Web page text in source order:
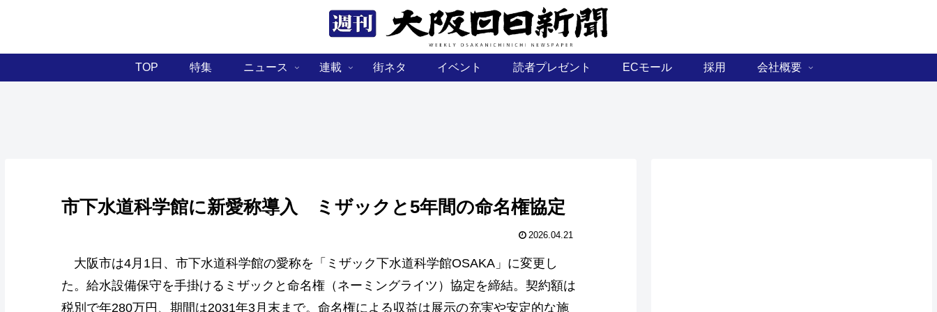
TOP 特集 ニュース 連載 街ネタ イベント 読者プレゼント ECモール 採用 会社概要
市下水道科学館に新愛称導入 ミザックと5年間の命名権協定
2026.04.21
大阪市は4月1日、市下水道科学館の愛称を「ミザック下水道科学館OSAKA」に変更し
た。給水設備保守を手掛けるミザックと命名権（ネーミングライツ）協定を締結。契約額は
税別で年280万円、期間は2031年3月末まで。命名権による収益は展示の充実や安定的な施